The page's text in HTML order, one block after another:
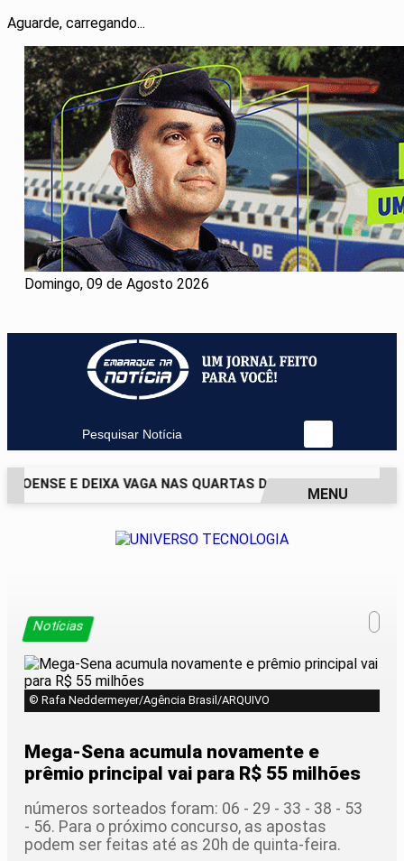
Aguarde, carregando...
Domingo, 09 de Agosto 2026
Pesquisar Notícia
E DEIXA VAGA NAS QUARTAS DA COPA DO BRASIL
EM ALTA
MENU
Notícias
© Rafa Neddermeyer/Agência Brasil/ARQUIVO
Mega-Sena acumula novamente e
prêmio principal vai para R$ 55 milhões
números sorteados foram: 06 - 29 - 33 - 38 - 53
- 56. Para o próximo concurso, as apostas
podem ser feitas até as 20h de quinta-feira.